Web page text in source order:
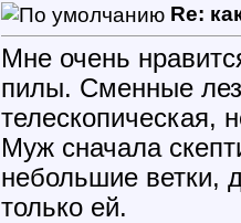
Re:
Мне очень
пилы. Сменные
телескопическая,
Муж сначала
небольшие ветки,
только ей.